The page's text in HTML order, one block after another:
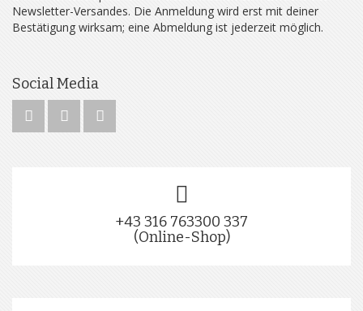
Newsletter-Versandes. Die Anmeldung wird erst mit deiner
Bestätigung wirksam; eine Abmeldung ist jederzeit möglich.
Social Media
+43 316 763300 337
(Online-Shop)